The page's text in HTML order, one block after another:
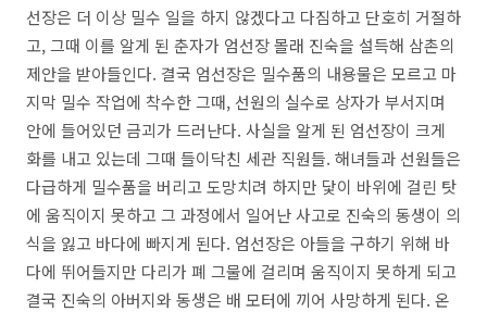
선장은 더 이상 밀수 일을 하지 않겠다고 다짐하고 단호히 거절하
고, 그때 이를 알게 된 춘자가 엄선장 몰래 진숙을 설득해 삼촌의
제안을 받아들인다. 결국 엄선장은 밀수품의 내용물은 모르고 마
지막 밀수 작업에 착수한 그때, 선원의 실수로 상자가 부서지며
안에 들어있던 금괴가 드러난다. 사실을 알게 된 엄선장이 크게
화를 내고 있는데 그때 들이닥친 세관 직원들. 해녀들과 선원들은
다급하게 밀수품을 버리고 도망치려 하지만 닻이 바위에 걸린 탓
에 움직이지 못하고 그 과정에서 일어난 사고로 진숙의 동생이 의
식을 잃고 바다에 빠지게 된다. 엄선장은 아들을 구하기 위해 바
다에 뛰어들지만 다리가 폐 그물에 걸리며 움직이지 못하게 되고
결국 진숙의 아버지와 동생은 배 모터에 끼어 사망하게 된다. 온